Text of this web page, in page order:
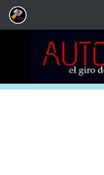
Saltar al contenido